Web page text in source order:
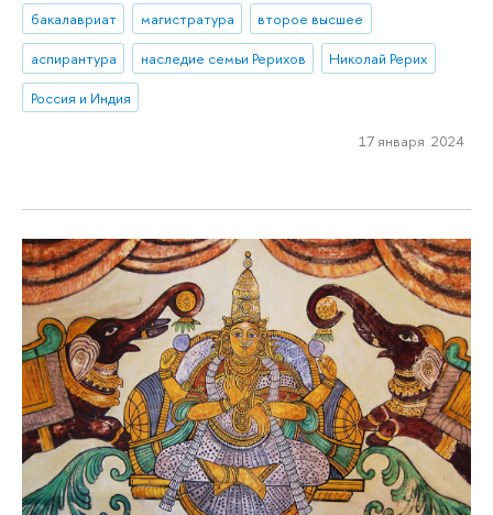
бакалавриат
магистратура
второе высшее
аспирантура
наследие семьи Рерихов
Николай Рерих
Россия и Индия
17 января 2024